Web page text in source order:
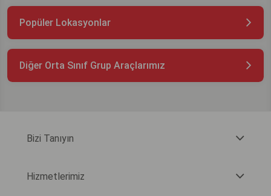
Popüler Lokasyonlar
Diğer Orta Sınıf Grup Araçlarımız
Bizi Tanıyın
Hizmetlerimiz